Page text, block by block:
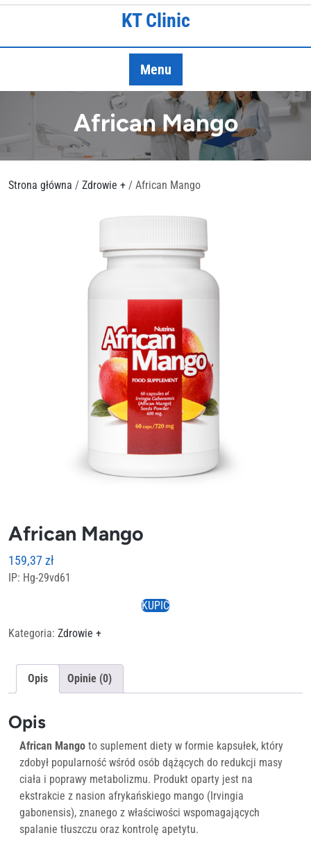
Skip
KT Clinic
Menu
African Mango
Strona główna / Zdrowie + / African Mango
African Mango
159,37 zł
IP: Hg-29vd61
KUPIĆ
Kategoria: Zdrowie +
Opis Opinie (0)
Opis
African Mango to suplement diety w formie kapsułek, który
zdobył popularność wśród osób dążących do redukcji masy
ciała i poprawy metabolizmu. Produkt oparty jest na
ekstrakcie z nasion afrykańskiego mango (Irvingia
gabonensis), znanego z właściwości wspomagających
spalanie tłuszczu oraz kontrolę apetytu.